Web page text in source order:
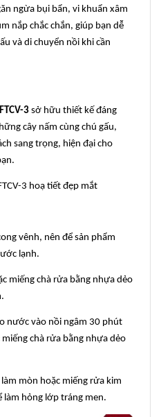
ngừa bụi bẩn, vi khuẩn xâm
nắp chắc chắn, giúp bạn dễ
và di chuyển nồi khi cần
3 sở hữu thiết kế đáng
cây nấm cùng chú gấu,
sang trọng, hiện đại cho
3 hoạ tiết đẹp mắt
vênh, nên để sản phẩm
lạnh.
miếng chà rửa bằng nhựa dẻo
nước vào nồi ngâm 30 phút
chà rửa bằng nhựa dẻo
mòn hoặc miếng rửa kim
làm hỏng lớp tráng men.